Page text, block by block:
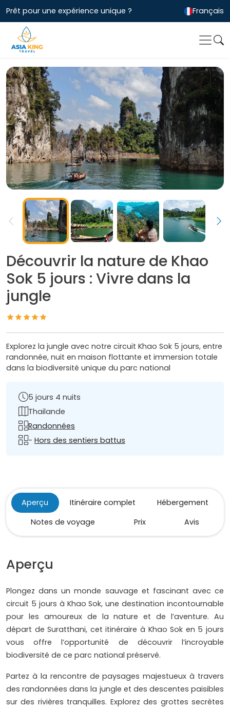
Prêt pour une expérience unique ? Français
Découvrir la nature de Khao
Sok 5 jours : Vivre dans la
jungle
Explorez la jungle avec notre circuit Khao Sok 5 jours, entre
randonnée, nuit en maison flottante et immersion totale
dans la biodiversité unique du parc national
5 jours 4 nuits
Thailande
Randonnées
- Hors des sentiers battus
Aperçu Itinéraire complet
Hébergement
Notes de voyage
Prix Avis
Aperçu
Plongez dans un monde sauvage et fascinant avec ce
circuit 5 jours à Khao Sok, une destination incontournable
pour les amoureux de la nature et de l’aventure. Au
départ de Suratthani, cet itinéraire à Khao Sok en 5 jours
vous offre l’opportunité de découvrir l’incroyable
biodiversité de ce parc national préservé.
Partez à la rencontre de paysages majestueux à travers
des randonnées dans la jungle et des descentes paisibles
sur des rivières tranquilles. Explorez des grottes secrètes